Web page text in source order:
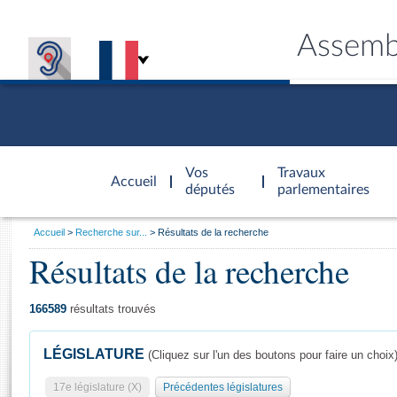
Accueil
d'accueil
Vos
députés
Travaux
parlementaires
Général
Vous
Accueil Recherche sur... Résultats de la recherche
Résultats de la recherche
166589 résultats trouvés
LÉGISLATURE (Cliquez sur l'un des boutons pour faire un choix)
17e législature (X) Précédentes législatures